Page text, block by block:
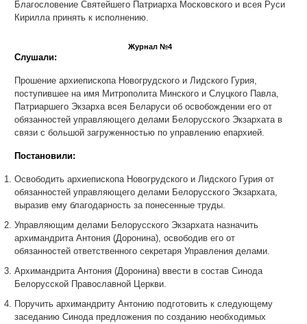
Благословение Святейшего Патриарха Московского и всея Руси
Кирилла принять к исполнению.
Журнал №4
Слушали:
Прошение архиепископа Новогрудского и Лидского Гурия,
поступившее на имя Митрополита Минского и Слуцкого Павла,
Патриаршего Экзарха всея Беларуси об освобождении его от
обязанностей управляющего делами Белорусского Экзархата в
связи с большой загруженностью по управлению епархией.
Постановили:
Освободить архиепископа Новогрудского и Лидского Гурия от
обязанностей управляющего делами Белорусского Экзархата,
выразив ему благодарность за понесенные труды.
Управляющим делами Белорусского Экзархата назначить
архимандрита Антония (Доронина), освободив его от
обязанностей ответственного секретаря Управления делами.
Архимандрита Антония (Доронина) ввести в состав Синода
Белорусской Православной Церкви.
Поручить архимандриту Антонию подготовить к следующему
заседанию Синода предложения по созданию необходимых